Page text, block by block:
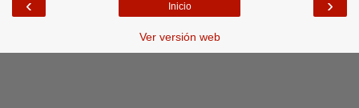
‹ ›
Inicio
Ver versión web